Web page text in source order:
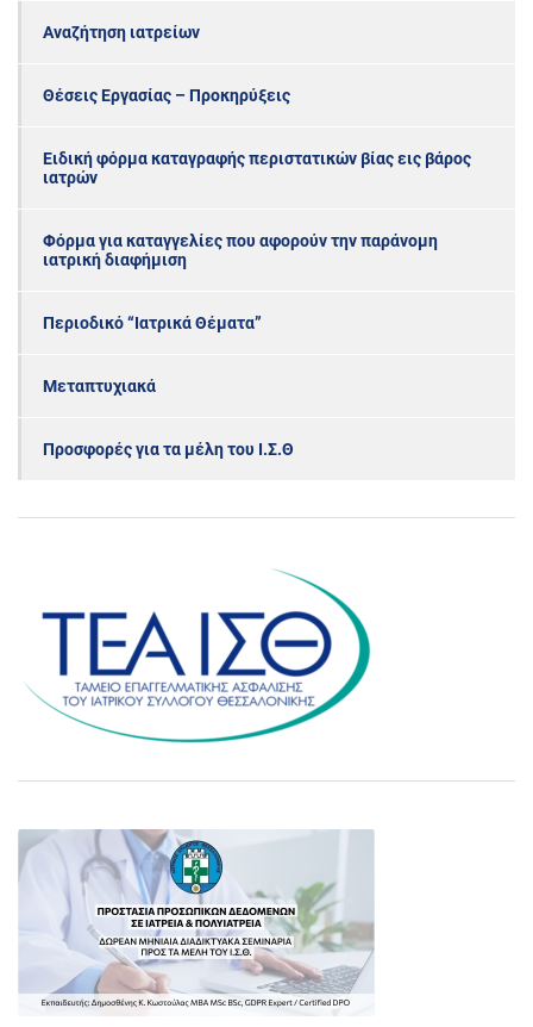
Αναζήτηση ιατρείων
Θέσεις Εργασίας – Προκηρύξεις
Ειδική φόρμα καταγραφής περιστατικών βίας εις βάρος
ιατρών
Φόρμα για καταγγελίες που αφορούν την παράνομη
ιατρική διαφήμιση
Περιοδικό “Ιατρικά Θέματα”
Μεταπτυχιακά
Προσφορές για τα μέλη του Ι.Σ.Θ